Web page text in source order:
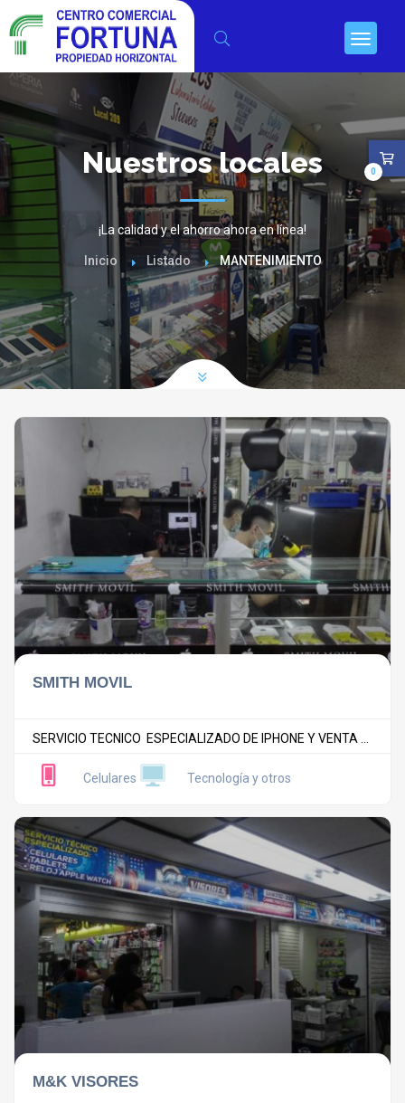
Nuestros locales
¡La calidad y el ahorro ahora en línea!
Inicio Listado MANTENIMIENTO
SMITH MOVIL
SERVICIO TECNICO ESPECIALIZADO DE IPHONE Y VENTA ...
Celulares Tecnología y otros
M&K VISORES
0